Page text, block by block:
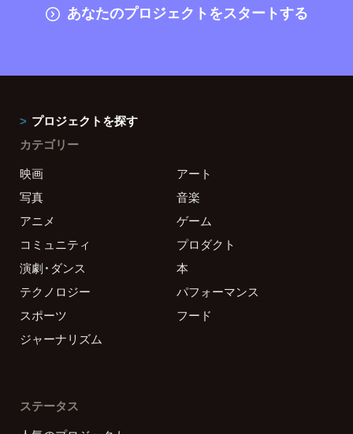
あなたのプロジェクトをスタートする
プロジェクトを探す
カテゴリー
映画
アート
写真
音楽
アニメ
ゲーム
コミュニティ
プロダクト
演劇・ダンス
本
テクノロジー
パフォーマンス
スポーツ
フード
ジャーナリズム
ステータス